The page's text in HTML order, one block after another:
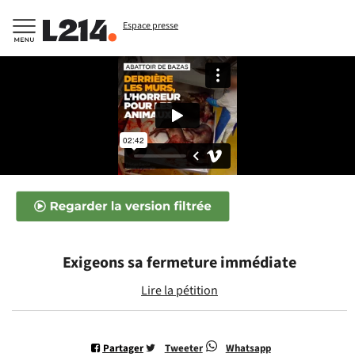
Espace presse
Exigeons sa fermeture immédiate
Lire la pétition
Partager Tweeter Whatsapp